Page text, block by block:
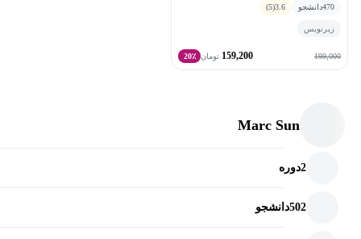
470دانشجو 3.6
(5)
زیرنویس
199,000
159,200 تومان 20٪
Marc Sun
2دوره
502دانشجو